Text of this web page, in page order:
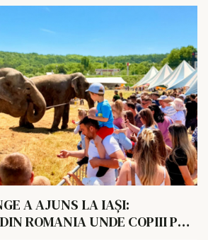
A AJUNS LA IAȘI:
ROMANIA UNDE COPIII POT